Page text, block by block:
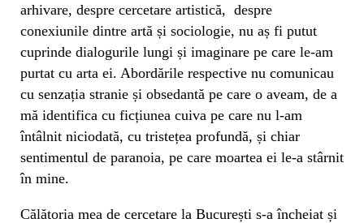
arhivare, despre cercetare artistică, despre
conexiunile dintre artă și sociologie, nu aș fi putut
cuprinde dialogurile lungi și imaginare pe care le-am
purtat cu arta ei. Abordările respective nu comunicau
cu senzația stranie și obsedantă pe care o aveam, de a
mă identifica cu ficțiunea cuiva pe care nu l-am
întâlnit niciodată, cu tristețea profundă, și chiar
sentimentul de paranoia, pe care moartea ei le-a stârnit
în mine.
Călătoria mea de cercetare la București s-a încheiat și